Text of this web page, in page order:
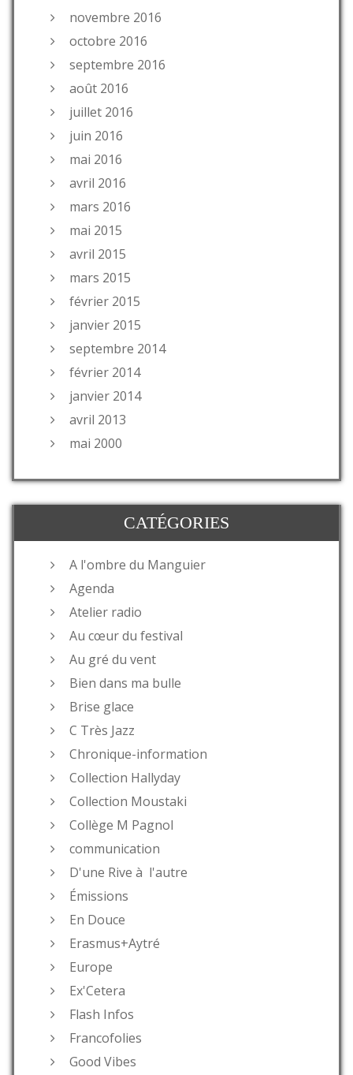
novembre 2016
octobre 2016
septembre 2016
août 2016
juillet 2016
juin 2016
mai 2016
avril 2016
mars 2016
mai 2015
avril 2015
mars 2015
février 2015
janvier 2015
septembre 2014
février 2014
janvier 2014
avril 2013
mai 2000
CATÉGORIES
A l'ombre du Manguier
Agenda
Atelier radio
Au cœur du festival
Au gré du vent
Bien dans ma bulle
Brise glace
C Très Jazz
Chronique-information
Collection Hallyday
Collection Moustaki
Collège M Pagnol
communication
D'une Rive à l'autre
Émissions
En Douce
Erasmus+Aytré
Europe
Ex'Cetera
Flash Infos
Francofolies
Good Vibes